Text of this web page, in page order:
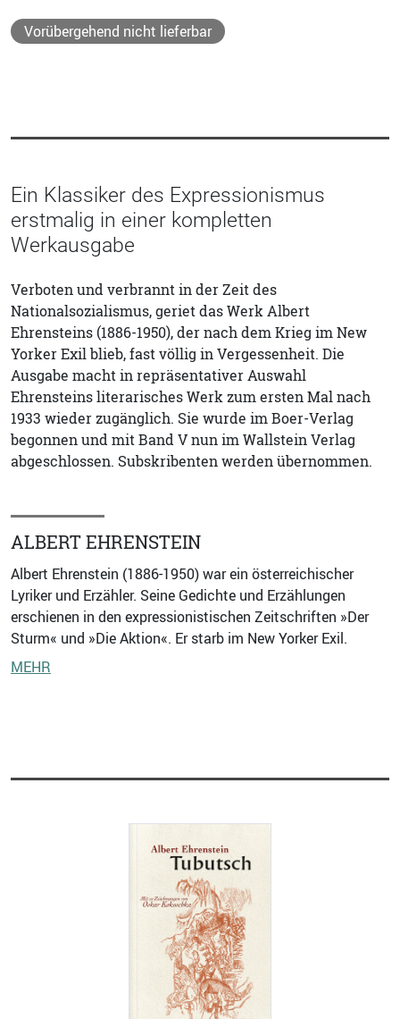
Vorübergehend nicht lieferbar
Ein Klassiker des Expressionismus
erstmalig in einer kompletten
Werkausgabe
Verboten und verbrannt in der Zeit des
Nationalsozialismus, geriet das Werk Albert
Ehrensteins (1886-1950), der nach dem Krieg im New
Yorker Exil blieb, fast völlig in Vergessenheit. Die
Ausgabe macht in repräsentativer Auswahl
Ehrensteins literarisches Werk zum ersten Mal nach
1933 wieder zugänglich. Sie wurde im Boer-Verlag
begonnen und mit Band V nun im Wallstein Verlag
abgeschlossen. Subskribenten werden übernommen.
ALBERT EHRENSTEIN
Albert Ehrenstein (1886-1950) war ein österreichischer
Lyriker und Erzähler. Seine Gedichte und Erzählungen
erschienen in den expressionistischen Zeitschriften »Der
Sturm« und »Die Aktion«. Er starb im New Yorker Exil.
MEHR